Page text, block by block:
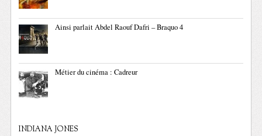
Ainsi parlait Abdel Raouf Dafri – Braquo 4
Métier du cinéma : Cadreur
INDIANA JONES